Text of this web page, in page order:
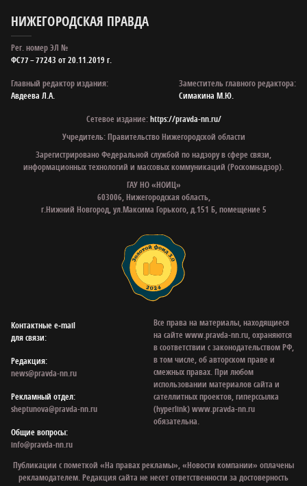
НИЖЕГОРОДСКАЯ ПРАВДА
Рег. номер ЭЛ №
ФС77 – 77243 от 20.11.2019 г.
Главный редактор издания:
Авдеева Л.А.
Заместитель главного редактора:
Симакина М.Ю.
Сетевое издание:https://pravda-nn.ru/
Учредитель: Правительство Нижегородской области
Зарегистрировано Федеральной службой по надзору в сфере связи,
информационных технологий и массовых коммуникаций (Роскомнадзор).
ГАУ НО «НОИЦ»
603006, Нижегородская область,
г.Нижний Новгород, ул.Максима Горького, д.151 Б, помещение 5
Контактные e‑mail
для связи:
Редакция:
news@pravda-nn.ru
Рекламный отдел:
sheptunova@pravda-nn.ru
Общие вопросы:
info@pravda-nn.ru
Все права на материалы, находящиеся
на сайте www.pravda-nn.ru, охраняются
в соответствии с законодательством РФ,
в том числе, об авторском праве и
смежных правах. При любом
использовании материалов сайта и
сателлитных проектов, гиперссылка
(hyperlink) www.pravda-nn.ru
обязательна.
Публикации с пометкой «На правах рекламы», «Новости компании» оплачены
рекламодателем. Редакция сайта не несет ответственности за достоверность